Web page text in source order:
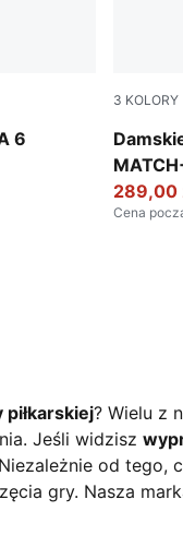
6
Stream-Bright
3 KOLORY
Poison
289,00
Cena
? Wielu z
Jeśli widzisz
od tego,
gry. Nasza